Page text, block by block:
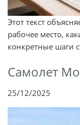
Этот текст
рабочее место,
конкретные шаги
Самолет
25/12/2025